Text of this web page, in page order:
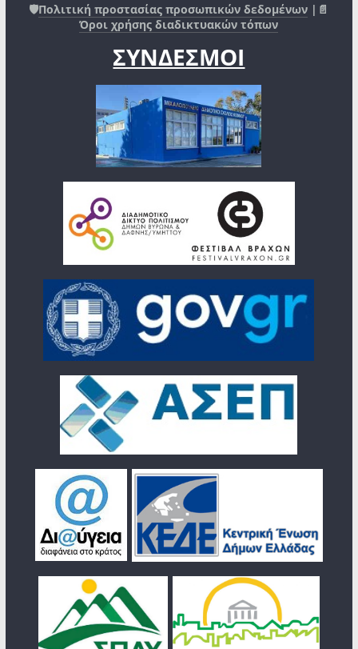
🛡️Πολιτική προστασίας προσωπικών δεδομένων |📄
Όροι χρήσης διαδικτυακών τόπων
ΣΥΝΔΕΣΜΟΙ